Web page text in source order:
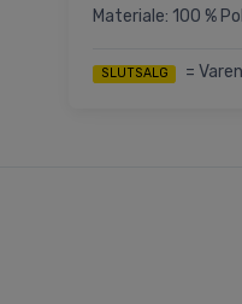
Materiale: 100 %
SLUTSALG =